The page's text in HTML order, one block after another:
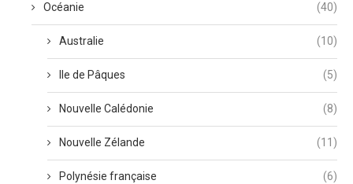
Océanie (40)
Australie (10)
Ile de Pâques (5)
Nouvelle Calédonie (8)
Nouvelle Zélande (11)
Polynésie française (6)